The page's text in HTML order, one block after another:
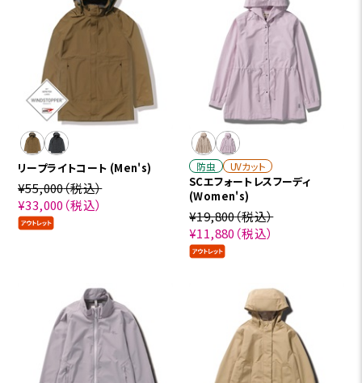
リープライトコート (Men's)
¥55,000（税込）
¥33,000 （税込）
防虫 UVカット
SCエフォートレスフーディ
(Women's)
¥19,800（税込）
¥11,880 （税込）